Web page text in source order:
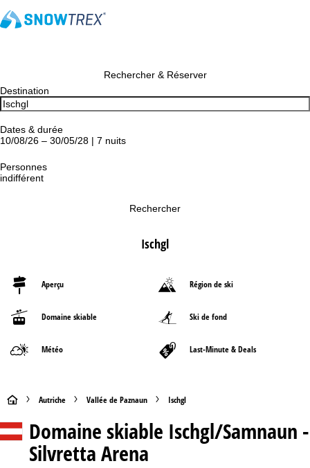
Rechercher & Réserver
Destination
Dates & durée
10/08/26 – 30/05/28 | 7 nuits
Personnes
indifférent
Rechercher
Ischgl
Aperçu Région de ski
Domaine skiable Ski de fond
Météo Last-Minute & Deals
P
a
Autriche Vallée de Paznaun Ischgl
Domaine skiable Ischgl/Samnaun -
Silvretta Arena